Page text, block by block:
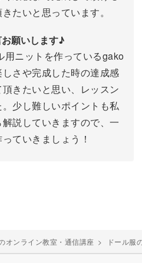
たいと思っています。
願いします♪
ニットを作っているgako
さや完成した時の達成感
きたいと思い、レッスン
少し難しいポイントも私
説していきますので、一
ていきましょう！
オンライン教室・通信講座 > ドール服